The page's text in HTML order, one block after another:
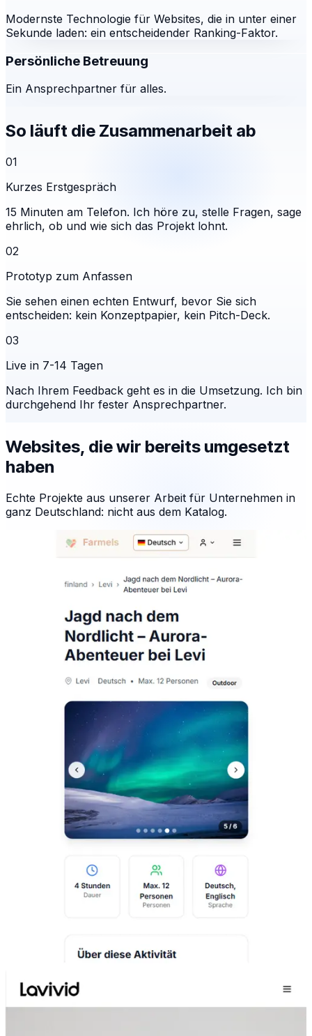
Modernste Technologie für Websites, die in unter einer
Sekunde laden: ein entscheidender Ranking-Faktor.
Persönliche Betreuung
Ein Ansprechpartner für alles.
So läuft die Zusammenarbeit ab
01
Kurzes Erstgespräch
15 Minuten am Telefon. Ich höre zu, stelle Fragen, sage
ehrlich, ob und wie sich das Projekt lohnt.
02
Prototyp zum Anfassen
Sie sehen einen echten Entwurf, bevor Sie sich
entscheiden: kein Konzeptpapier, kein Pitch-Deck.
03
Live in 7-14 Tagen
Nach Ihrem Feedback geht es in die Umsetzung. Ich bin
durchgehend Ihr fester Ansprechpartner.
Websites, die wir bereits umgesetzt
haben
Echte Projekte aus unserer Arbeit für Unternehmen in
ganz Deutschland: nicht aus dem Katalog.